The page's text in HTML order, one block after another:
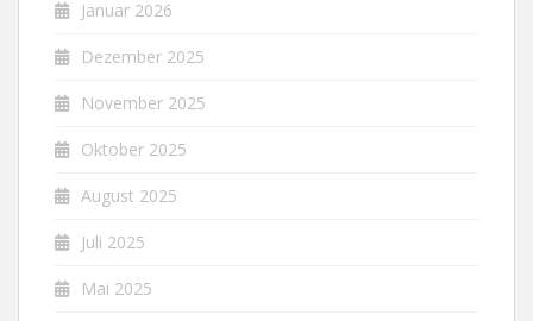
Januar 2026
Dezember 2025
November 2025
Oktober 2025
August 2025
Juli 2025
Mai 2025